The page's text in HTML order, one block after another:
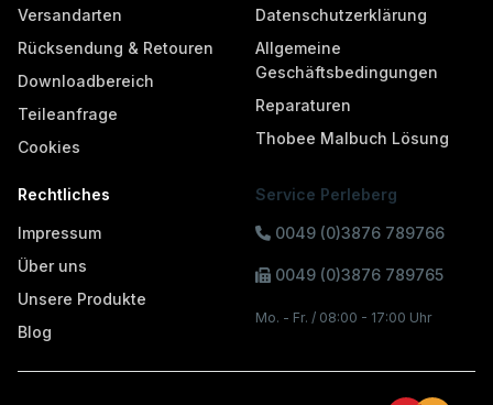
Versandarten
Rücksendung & Retouren
Downloadbereich
Teileanfrage
Cookies
Datenschutzerklärung
Allgemeine
Geschäftsbedingungen
Reparaturen
Thobee Malbuch Lösung
Rechtliches
Impressum
Über uns
Unsere Produkte
Blog
Service Perleberg
0049 (0)3876 789766
0049 (0)3876 789765
Mo. - Fr. / 08:00 - 17:00 Uhr